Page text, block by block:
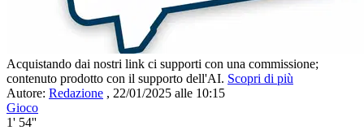
Acquistando dai nostri link ci supporti con una commissione;
contenuto prodotto con il supporto dell'AI. Scopri di più
Autore: Redazione , 22/01/2025 alle 10:15
Gioco
1' 54''